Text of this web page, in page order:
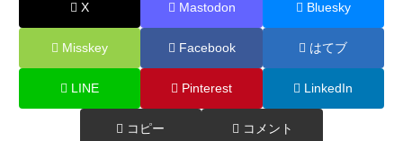
X Mastodon Bluesky
Misskey Facebook はてブ
LINE Pinterest LinkedIn
コピー コメント